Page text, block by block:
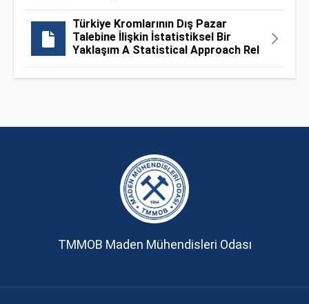
Türkiye Kromlarının Dış Pazar
Talebine İlişkin İstatistiksel Bir
Yaklaşım A Statistical Approach Rel
TMMOB Maden Mühendisleri Odası